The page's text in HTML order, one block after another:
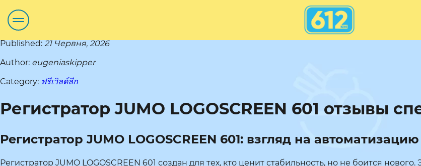
Published:21 Червня, 2026
Author: eugeniaskipper
Category: ฟรีเวิลด์ลีก
Регистратор JUMO LOGOSCREEN 601 отзывы
Регистратор JUMO LOGOSCREEN 601: взгляд на
Регистратор JUMO LOGOSCREEN 601 создан для тех, кто ценит стабильность, но не боится